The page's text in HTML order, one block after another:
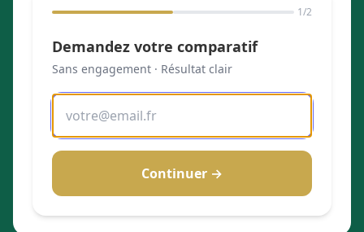
1/2
Demandez votre comparatif
Sans engagement · Résultat clair
Continuer →